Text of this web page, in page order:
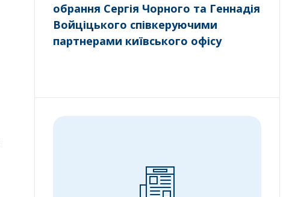
обрання Сергія Чорного та Геннадія
Войціцького співкеруючими
партнерами київського офісу